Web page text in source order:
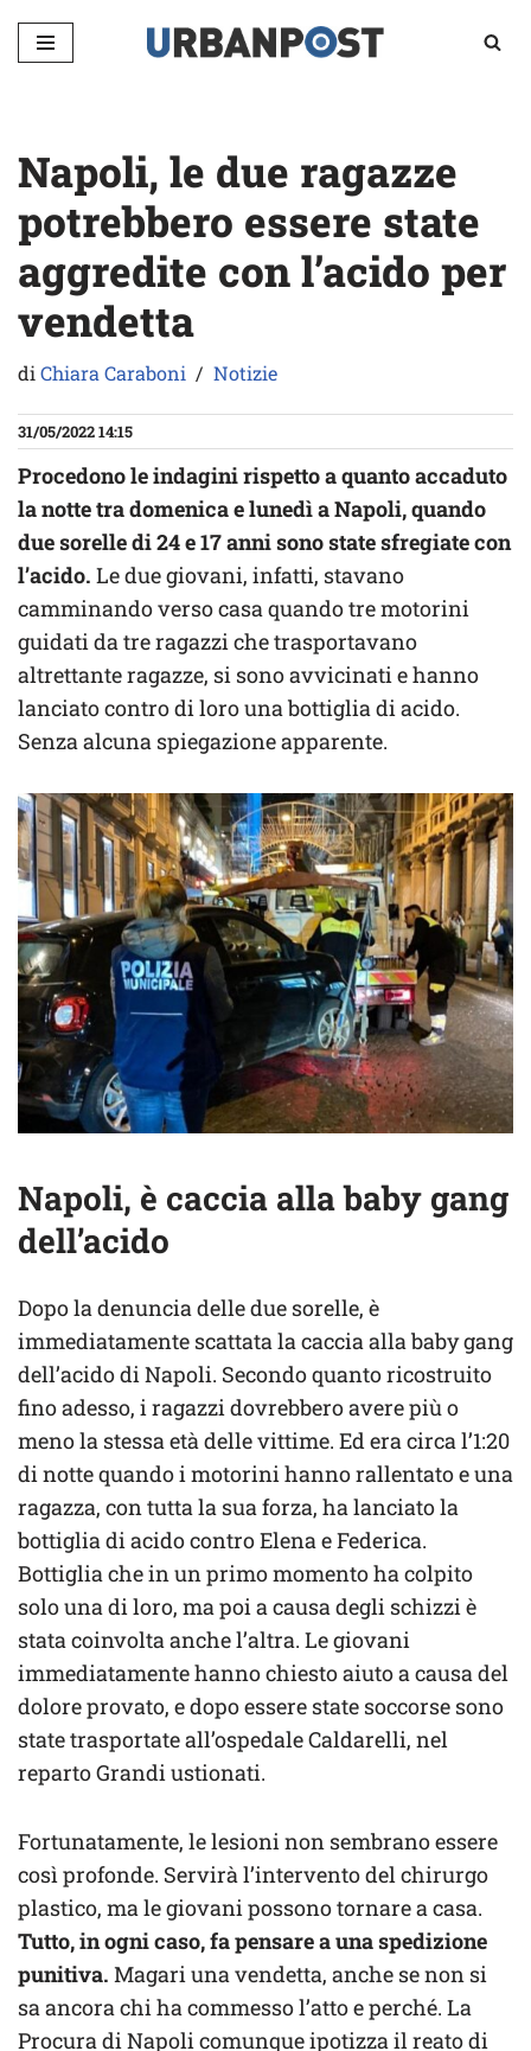
Vai
Napoli, le due ragazze
potrebbero essere state
aggredite con l’acido per
vendetta
diChiara Caraboni Notizie
31/05/2022 14:15
Procedono le indagini rispetto a quanto accaduto
la notte tra domenica e lunedì a Napoli, quando
due sorelle di 24 e 17 anni sono state sfregiate con
l’acido. Le due giovani, infatti, stavano
camminando verso casa quando tre motorini
guidati da tre ragazzi che trasportavano
altrettante ragazze, si sono avvicinati e hanno
lanciato contro di loro una bottiglia di acido.
Senza alcuna spiegazione apparente.
Napoli, è caccia alla baby gang
dell’acido
Dopo la denuncia delle due sorelle, è
immediatamente scattata la caccia alla baby gang
dell’acido di Napoli. Secondo quanto ricostruito
fino adesso, i ragazzi dovrebbero avere più o
meno la stessa età delle vittime. Ed era circa l’1:20
di notte quando i motorini hanno rallentato e una
ragazza, con tutta la sua forza, ha lanciato la
bottiglia di acido contro Elena e Federica.
Bottiglia che in un primo momento ha colpito
solo una di loro, ma poi a causa degli schizzi è
stata coinvolta anche l’altra. Le giovani
immediatamente hanno chiesto aiuto a causa del
dolore provato, e dopo essere state soccorse sono
state trasportate all’ospedale Caldarelli, nel
reparto Grandi ustionati.
Fortunatamente, le lesioni non sembrano essere
così profonde. Servirà l’intervento del chirurgo
plastico, ma le giovani possono tornare a casa.
Tutto, in ogni caso, fa pensare a una spedizione
punitiva. Magari una vendetta, anche se non si
sa ancora chi ha commesso l’atto e perché. La
Procura di Napoli comunque ipotizza il reato di